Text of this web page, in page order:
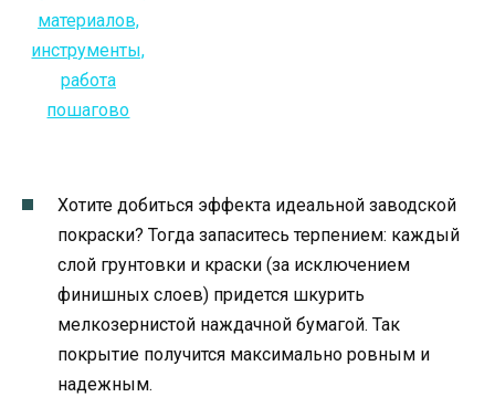
Хотите добиться эффекта идеальной заводской
покраски? Тогда запаситесь терпением: каждый
слой грунтовки и краски (за исключением
финишных слоев) придется шкурить
мелкозернистой наждачной бумагой. Так
покрытие получится максимально ровным и
надежным.